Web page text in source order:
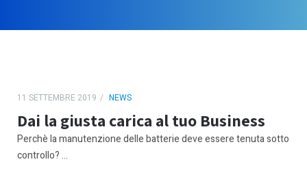
11 SETTEMBRE 2019 NEWS
Dai la giusta carica al tuo Business
Perchè la manutenzione delle batterie deve essere tenuta sotto
controllo? ...